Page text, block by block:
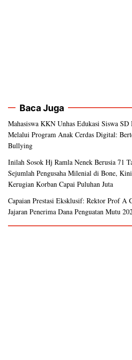
Baca Juga
Mahasiswa KKN Unhas Edukasi Siswa
Melalui Program Anak Cerdas Digital:
Bullying
Inilah Sosok Hj Ramla Nenek Berusia 71
Sejumlah Pengusaha Milenial di Bone,
Kerugian Korban Capai Puluhan Juta
Capaian Prestasi Eksklusif: Rektor Prof A
Jajaran Penerima Dana Penguatan Mutu